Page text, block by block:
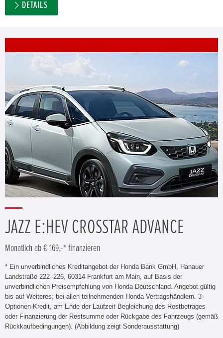
DETAILS
JAZZ E:HEV CROSSTAR ADVANCE
Monatlich ab € 169,-* finanzieren
* Ein unverbindliches Kreditangebot der Honda Bank GmbH, Hanauer
Landstraße 222–226, 60314 Frankfurt am Main, auf Basis der
unverbindlichen Preisempfehlung von Honda Deutschland. Angebot gültig
bis auf Weiteres; bei allen teilnehmenden Honda Vertragshändlern. 3-
Optionen-Kredit, am Ende der Laufzeit Begleichung des Restbetrages
oder Finanzierung der Restsumme oder Rückgabe des Fahrzeugs (gemäß
Rückkaufbedingungen). (Abbildung zeigt Sonderausstattung)